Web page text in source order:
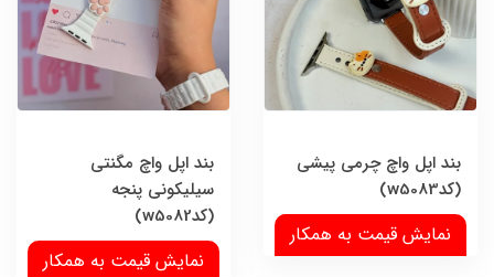
بند اپل واچ چرمی پیشی
(کدw5083)
نمایش قیمت به همکار
بند اپل واچ مگنتی
سیلیکونی پنجه
(کدw5082)
نمایش قیمت به همکار